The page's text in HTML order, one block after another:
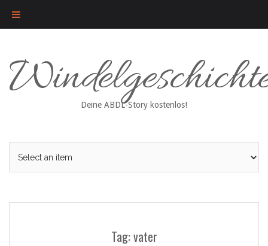
content
Deine ABDL-Story kostenlos!
Tag: vater